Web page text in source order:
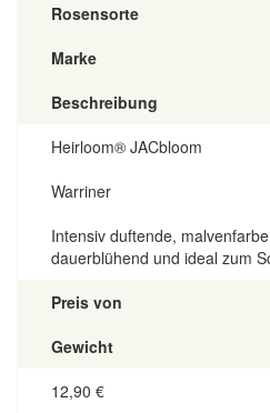
Rosensorte
Marke
Beschreibung
Heirloom® JACbloom
Warriner
Intensiv duftende,
dauerblühend und ideal zum
Preis von
Gewicht
12,90 €